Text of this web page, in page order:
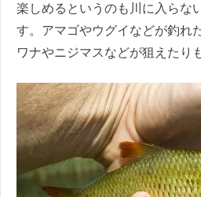
楽しめるというのも川に入らな
す。アマゴやウグイなどが釣れ
ワナやニジマスなどが狙えたり